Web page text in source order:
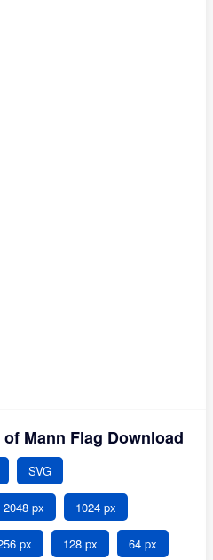
Mann Flag Download
SVG
2048 px 1024 px
px 128 px 64 px